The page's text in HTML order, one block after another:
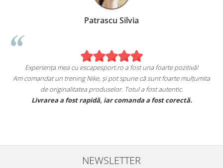
Patrascu Silvia
Experiența mea cu escapesport.ro a fost una foarte pozitivă!
Am comandat un trening Nike, și pot spune că sunt foarte mulțumita
de originalitatea produselor. Totul a fost autentic.
Livrarea a fost rapidă, iar comanda a fost corectă.
NEWSLETTER